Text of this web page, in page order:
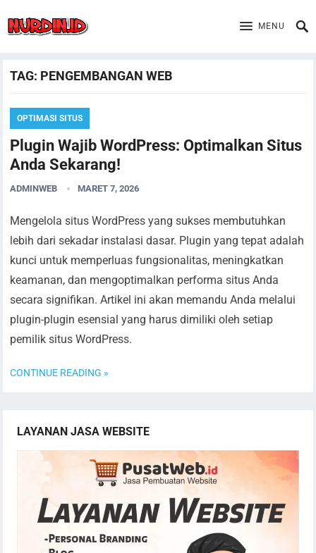
MENU
TAG: PENGEMBANGAN WEB
OPTIMASI SITUS
Plugin Wajib WordPress: Optimalkan Situs
Anda Sekarang!
ADMINWEB MARET 7, 2026
Mengelola situs WordPress yang sukses membutuhkan
lebih dari sekadar instalasi dasar. Plugin yang tepat adalah
kunci untuk memperluas fungsionalitas, meningkatkan
keamanan, dan mengoptimalkan performa situs Anda
secara signifikan. Artikel ini akan memandu Anda melalui
plugin-plugin esensial yang harus dimiliki oleh setiap
pemilik situs WordPress.
CONTINUE READING »
LAYANAN JASA WEBSITE